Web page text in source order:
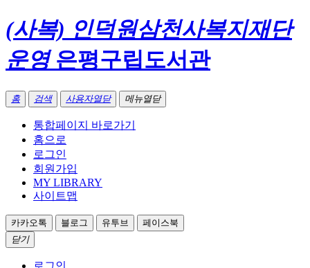
(사복) 인덕원삼천사복지재단
운영은평구립도서관
홈 검색 사용자열닫 메뉴열닫
통합페이지 바로가기
홈으로
로그인
회원가입
MY LIBRARY
사이트맵
카카오톡 블로그 유투브
페이스북
닫기
로그인